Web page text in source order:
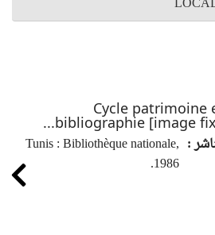
Cycle patrimoine
bibliographie [image
:
Tunis : Bibliothèque nationale,
1986.